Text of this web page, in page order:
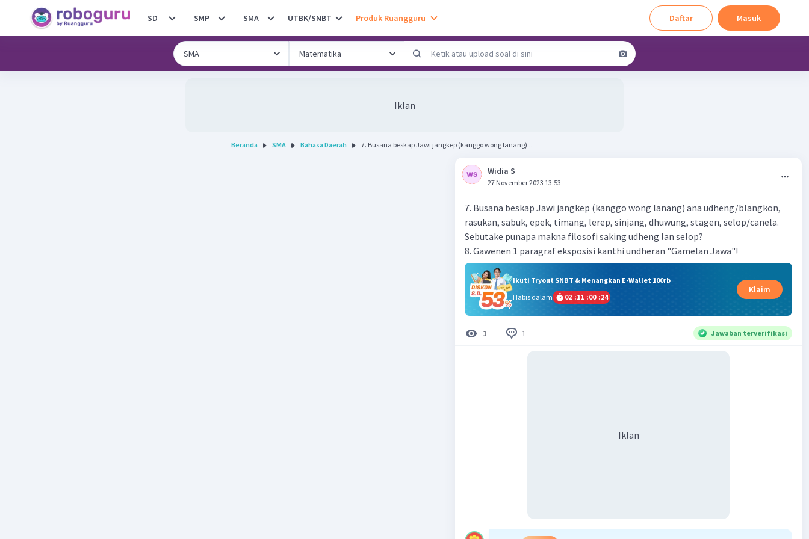
SD SMP SMA UTBK/SNBT Produk Ruangguru Daftar Masuk
Iklan
Beranda SMA Bahasa Daerah 7. Busana beskap Jawi jangkep (kanggo wong lanang)...
Widia S
27 November 2023 13:53
7. Busana beskap Jawi jangkep (kanggo wong lanang) ana udheng/blangkon,
rasukan, sabuk, epek, timang, lerep, sinjang, dhuwung, stagen, selop/canela.
Sebutake punapa makna filosofi saking udheng lan selop?
8. Gawenen 1 paragraf eksposisi kanthi undheran "Gamelan Jawa"!
Ikuti Tryout SNBT & Menangkan E-Wallet 100rb
Habis dalam
02 :11 :00 :23
Klaim
1 1 Jawaban terverifikasi
Iklan